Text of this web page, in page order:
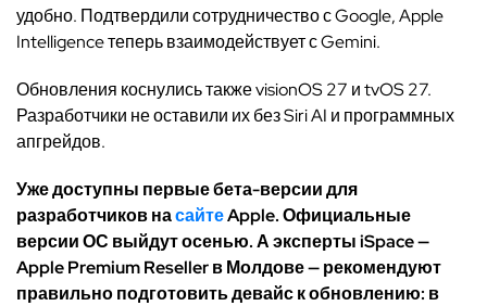
удобно. Подтвердили сотрудничество с Google, Apple
Intelligence теперь взаимодействует с Gemini.
Обновления коснулись также visionOS 27 и tvOS 27.
Разработчики не оставили их без Siri AI и программных
апгрейдов.
Уже доступны первые бета-версии для
разработчиков насайтеApple. Официальные
версии ОС выйдут осенью. А эксперты iSpace —
Apple Premium Reseller в Молдове — рекомендуют
правильно подготовить девайс к обновлению: в